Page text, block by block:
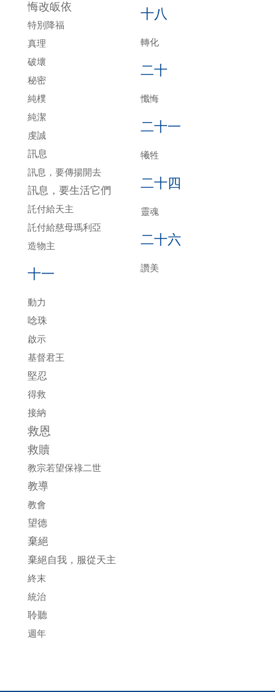
悔改皈依
特別降福
真理
破壞
秘密
純樸
純潔
虔誠
訊息
訊息，要傳揚開去
訊息，要生活它們
託付給天主
託付給慈母瑪利亞
造物主
十一
動力
唸珠
啟示
基督君王
堅忍
得救
接納
救恩
救贖
教宗若望保祿二世
教導
教會
望德
棄絕
棄絕自我，服從天主
終末
統治
聆聽
週年
十八
轉化
二十
懺悔
二十一
犧牲
二十四
靈魂
二十六
讚美